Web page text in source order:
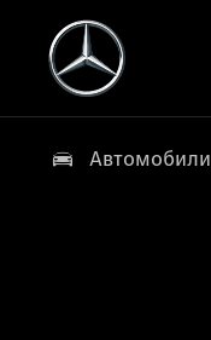
Автомобили